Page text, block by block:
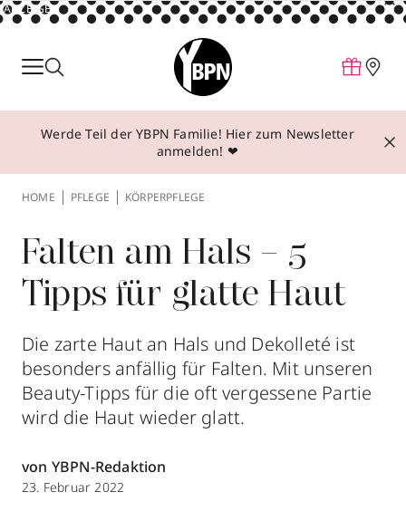
ANZEIGE
Parfum
Make-up
Behandlungen
Über YBPN
Aktionen
Storefinder
Werde Teil der YBPN Familie! Hier zum Newsletter
anmelden! ❤
HOME PFLEGE KÖRPERPFLEGE
Falten am Hals – 5
Tipps für glatte Haut
Die zarte Haut an Hals und Dekolleté ist
besonders anfällig für Falten. Mit unseren
Beauty-Tipps für die oft vergessene Partie
wird die Haut wieder glatt.
von YBPN-Redaktion
23. Februar 2022